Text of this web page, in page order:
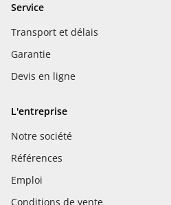
Service
Transport et délais
Garantie
Devis en ligne
L'entreprise
Notre société
Références
Emploi
Conditions de vente